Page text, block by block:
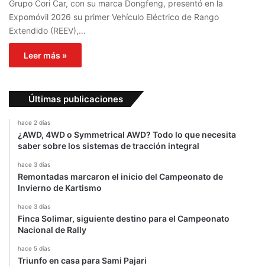
Grupo Cori Car, con su marca Dongfeng, presentó en la
Expomóvil 2026 su primer Vehículo Eléctrico de Rango
Extendido (REEV),…
Leer más »
Últimas publicaciones
hace 2 días
¿AWD, 4WD o Symmetrical AWD? Todo lo que necesita
saber sobre los sistemas de tracción integral
hace 3 días
Remontadas marcaron el inicio del Campeonato de
Invierno de Kartismo
hace 3 días
Finca Solimar, siguiente destino para el Campeonato
Nacional de Rally
hace 5 días
Triunfo en casa para Sami Pajari